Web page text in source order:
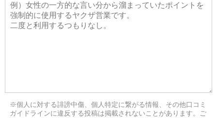
※個人に対する誹謗中傷、個人特定に繋がる情報、その他口コミ
ガイドラインに違反する投稿は掲載されないことがあります。ご